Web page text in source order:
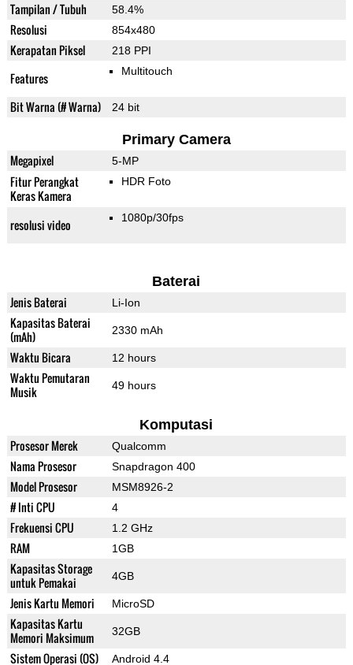
Tampilan / Tubuh 58.4%
Resolusi 854x480
Kerapatan Piksel 218 PPI
Features Multitouch
Bit Warna (# Warna) 24 bit
Primary Camera
Megapixel 5-MP
Fitur Perangkat
Keras Kamera
HDR Foto
resolusi video 1080p/30fps
Baterai
Jenis Baterai Li-Ion
Kapasitas Baterai
(mAh)
2330 mAh
Waktu Bicara 12 hours
Waktu Pemutaran
Musik
49 hours
Komputasi
Prosesor Merek Qualcomm
Nama Prosesor Snapdragon 400
Model Prosesor MSM8926-2
# Inti CPU 4
Frekuensi CPU 1.2 GHz
RAM 1GB
Kapasitas Storage
untuk Pemakai
4GB
Jenis Kartu Memori MicroSD
Kapasitas Kartu
Memori Maksimum
32GB
Sistem Operasi (OS) Android 4.4